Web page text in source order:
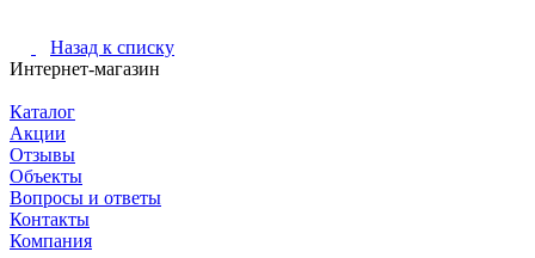
Назад к списку
Интернет-магазин
Каталог
Акции
Отзывы
Объекты
Вопросы и ответы
Контакты
Компания